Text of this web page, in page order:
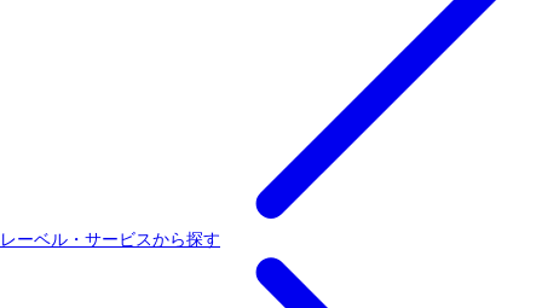
レーベル・サービスから探す